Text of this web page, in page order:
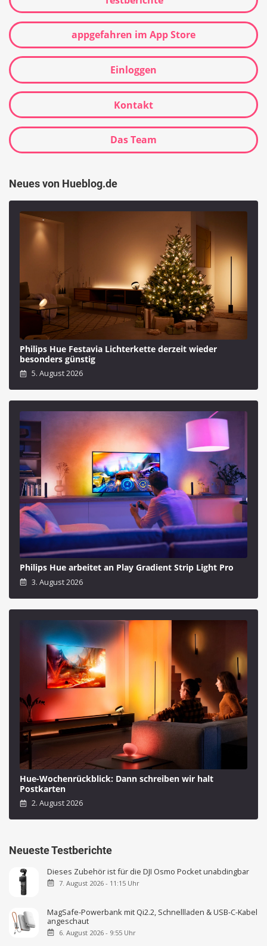
appgefahren im App Store
Einloggen
Kontakt
Das Team
Neues von Hueblog.de
Philips Hue Festavia Lichterkette derzeit wieder
besonders günstig
5. August 2026
Philips Hue arbeitet an Play Gradient Strip Light Pro
3. August 2026
Hue-Wochenrückblick: Dann schreiben wir halt
Postkarten
2. August 2026
Neueste Testberichte
Dieses Zubehör ist für die DJI Osmo Pocket unabdingbar
7. August 2026 - 11:15 Uhr
MagSafe-Powerbank mit Qi2.2, Schnellladen & USB-C-Kabel
angeschaut
6. August 2026 - 9:55 Uhr